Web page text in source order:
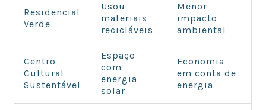
Residencial
Verde
Usou
materiais
recicláveis
Menor
impacto
ambiental
Centro
Cultural
Sustentável
Espaço
com
energia
solar
Economia
em conta de
energia